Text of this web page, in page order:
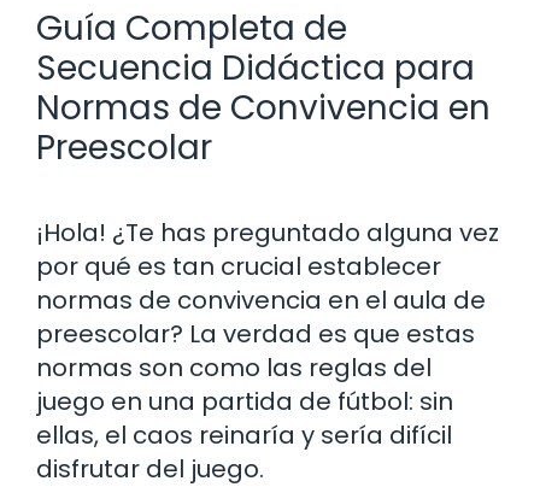
Guía Completa de
Secuencia Didáctica para
Normas de Convivencia en
Preescolar
¡Hola! ¿Te has preguntado alguna vez
por qué es tan crucial establecer
normas de convivencia en el aula de
preescolar? La verdad es que estas
normas son como las reglas del
juego en una partida de fútbol: sin
ellas, el caos reinaría y sería difícil
disfrutar del juego.